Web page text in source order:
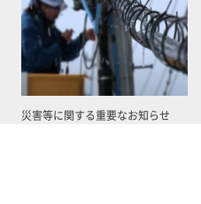
災害等に関する重要なお知らせ